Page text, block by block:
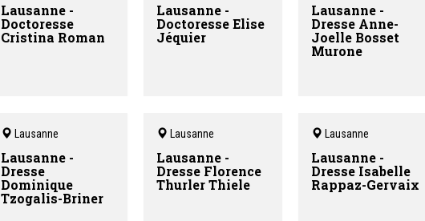
Lausanne -
Doctoresse
Cristina Roman
Lausanne -
Doctoresse Elise
Jéquier
Lausanne -
Dresse Anne-
Joelle Bosset
Murone
Lausanne
Lausanne -
Dresse
Dominique
Tzogalis-Briner
Lausanne
Lausanne -
Dresse Florence
Thurler Thiele
Lausanne
Lausanne -
Dresse Isabelle
Rappaz-Gervaix